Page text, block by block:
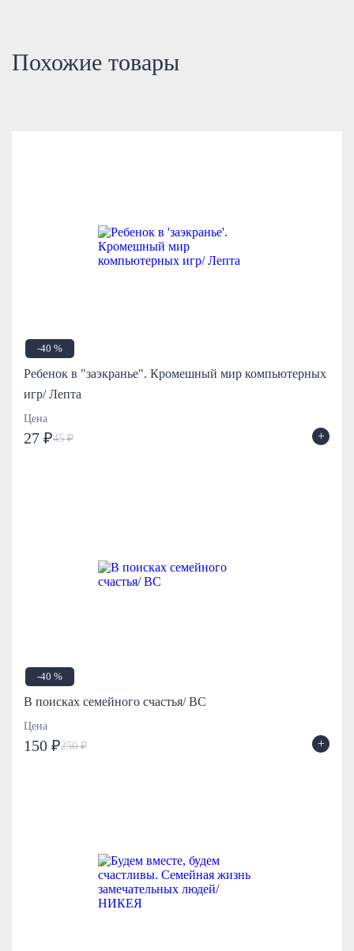
Похожие товары
-40 %
Ребенок в "заэкранье". Кромешный мир компьютерных
игр/ Лепта
Цена
27 ₽45 ₽ +
-40 %
В поисках семейного счастья/ ВС
Цена
150 ₽250 ₽ +